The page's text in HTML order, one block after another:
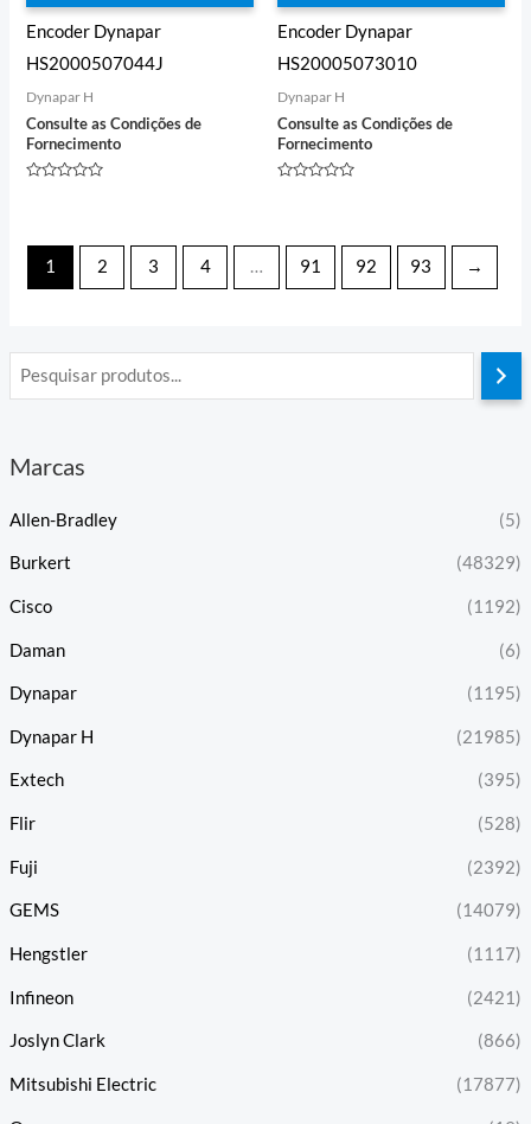
Marcas
Allen-Bradley (5)
Burkert (48329)
Cisco (1192)
Daman (6)
Dynapar (1195)
Dynapar H (21985)
Extech (395)
Flir (528)
Fuji (2392)
GEMS (14079)
Hengstler (1117)
Infineon (2421)
Joslyn Clark (866)
Mitsubishi Electric (17877)
Encoder Dynapar
HS2000507044J
Dynapar H
Consulte as Condições de
Fornecimento
Encoder Dynapar
HS20005073010
Dynapar H
Consulte as Condições de
Fornecimento
1 2 3 4 … 91 92 93 →